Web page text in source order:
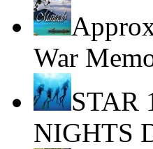
War
STAR
NIGHTS